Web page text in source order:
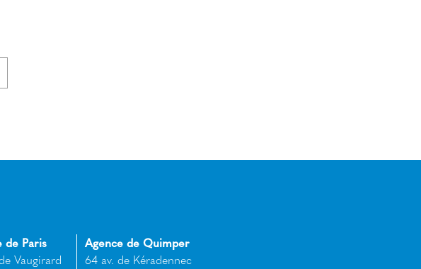
de Paris
Vaugirard
Agence de Quimper
64 av. de Kéradennec